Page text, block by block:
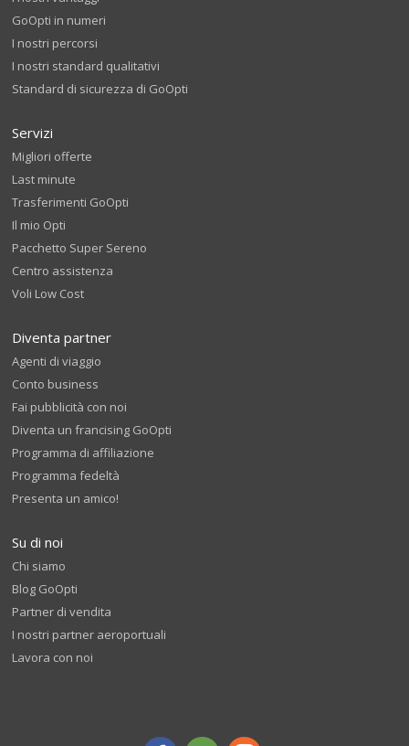
GoOpti in numeri
I nostri percorsi
I nostri standard qualitativi
Standard di sicurezza di GoOpti
Servizi
Migliori offerte
Last minute
Trasferimenti GoOpti
Il mio Opti
Pacchetto Super Sereno
Centro assistenza
Voli Low Cost
Diventa partner
Agenti di viaggio
Conto business
Fai pubblicità con noi
Diventa un francising GoOpti
Programma di affiliazione
Programma fedeltà
Presenta un amico!
Su di noi
Chi siamo
Blog GoOpti
Partner di vendita
I nostri partner aeroportuali
Lavora con noi